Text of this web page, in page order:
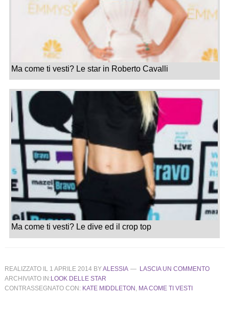
Ma come ti vesti? Le star in Roberto Cavalli
Ma come ti vesti? Le dive ed il crop top
REALIZZATO IL 1 APRILE 2014BYALESSIA
LASCIA UN COMMENTO
ARCHIVIATO IN:LOOK DELLE STAR
CONTRASSEGNATO CON: KATE MIDDLETON , MA COME TI VESTI